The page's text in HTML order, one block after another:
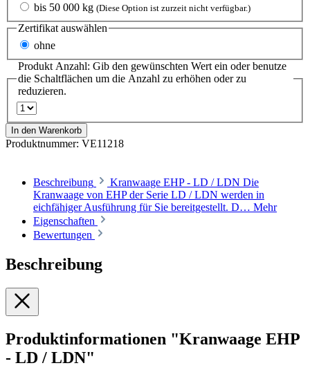
bis 50 000 kg (Diese Option ist zurzeit nicht verfügbar.)
Zertifikat auswählen
ohne
Produkt Anzahl: Gib den gewünschten Wert ein oder benutze
die Schaltflächen um die Anzahl zu erhöhen oder zu
reduzieren.
In den Warenkorb
Produktnummer: VE11218
Beschreibung
Kranwaage EHP - LD / LDN Die
Kranwaage von EHP der Serie LD / LDN werden in
eichfähiger Ausführung für Sie bereitgestellt. D… Mehr
Eigenschaften
Bewertungen
Beschreibung
Produktinformationen "Kranwaage EHP
- LD / LDN"